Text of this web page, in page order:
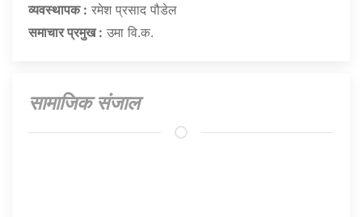
व्यवस्थापक : रमेश प्रसाद पौडेल
समाचार प्रमुख : उमा वि.क.
सामाजिक संजाल